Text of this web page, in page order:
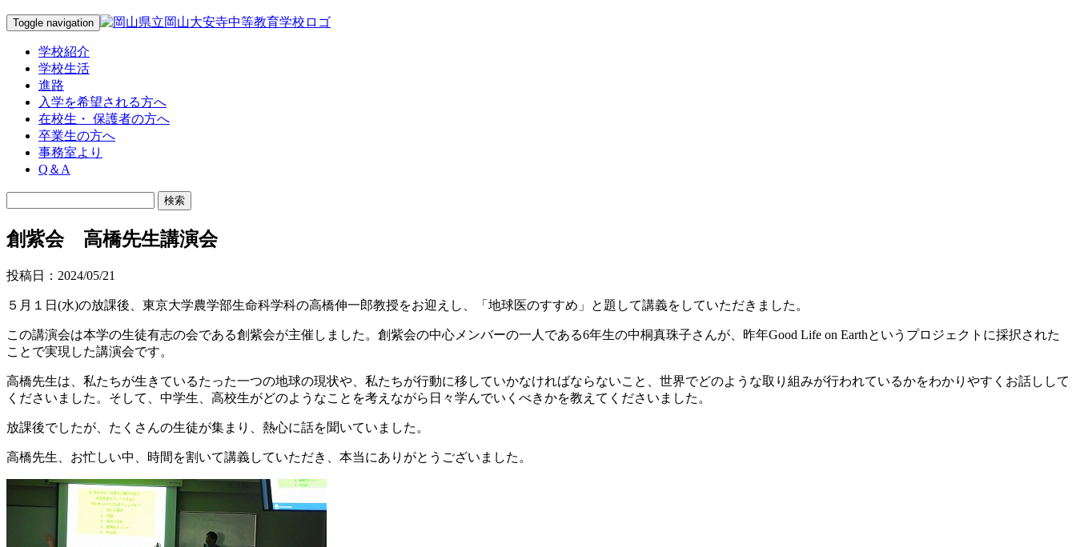
Toggle navigation
学校紹介
学校生活
進路
入学を希望される方へ
在校生・ 保護者の方へ
卒業生の方へ
事務室より
Q＆A
創紫会 高橋先生講演会
投稿日：2024/05/21
５月１日(水)の放課後、東京大学農学部生命科学科の高橋伸一郎教授をお迎えし、「地球医のすすめ」と題して講義をしていただきました。
この講演会は本学の生徒有志の会である創紫会が主催しました。創紫会の中心メンバーの一人である6年生の中桐真珠子さんが、昨年Good Life on Earthというプロジェクトに採択された
ことで実現した講演会です。
高橋先生は、私たちが生きているたった一つの地球の現状や、私たちが行動に移していかなければならないこと、世界でどのような取り組みが行われているかをわかりやすくお話しして
くださいました。そして、中学生、高校生がどのようなことを考えながら日々学んでいくべきかを教えてくださいました。
放課後でしたが、たくさんの生徒が集まり、熱心に話を聞いていました。
高橋先生、お忙しい中、時間を割いて講義していただき、本当にありがとうございました。